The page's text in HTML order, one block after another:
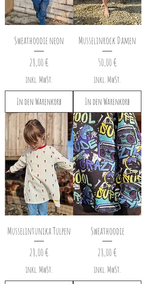
Sweathoodie neon
Preis
28,00 €
inkl. MwSt.
In den Warenkorb
Musselinrock Damen
Preis
50,00 €
inkl. MwSt.
In den Warenkorb
Musselintunika Tulpen
Preis
28,00 €
inkl. MwSt.
Sweathoodie
Preis
28,00 €
inkl. MwSt.